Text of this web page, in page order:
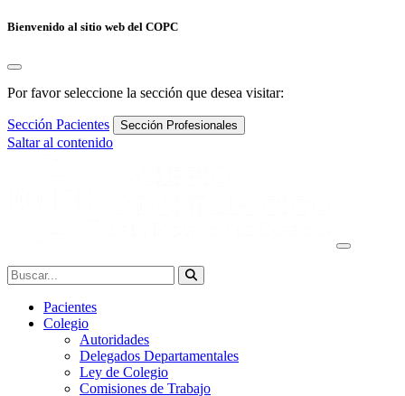
Bienvenido al sitio web del COPC
Por favor seleccione la sección que desea visitar:
Sección Pacientes Sección Profesionales
Saltar al contenido
Buscar:
Pacientes
Colegio
Autoridades
Delegados Departamentales
Ley de Colegio
Comisiones de Trabajo